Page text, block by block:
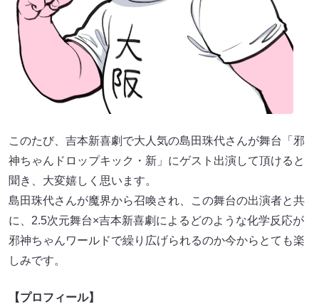
このたび、吉本新喜劇で大人気の島田珠代さんが舞台「邪
神ちゃんドロップキック・新」にゲスト出演して頂けると
聞き、大変嬉しく思います。
島田珠代さんが魔界から召喚され、この舞台の出演者と共
に、2.5次元舞台×吉本新喜劇によるどのような化学反応が
邪神ちゃんワールドで繰り広げられるのか今からとても楽
しみです。
【プロフィール】